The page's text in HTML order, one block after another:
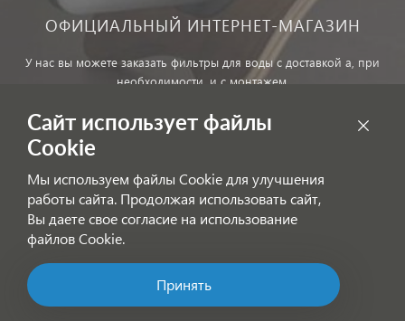
ОФИЦИАЛЬНЫЙ ИНТЕРНЕТ-МАГАЗИН
У нас вы можете заказать фильтры для воды с доставкой а, при
необходимости, и с монтажем.
офертой!
Согласие на получение информационных рассылок
Позвоните нам!
Сайт использует файлы
Cookie
Мы используем файлы Cookie для улучшения
работы сайта. Продолжая использовать сайт,
Вы даете свое согласие на использование
файлов Cookie.
Принять